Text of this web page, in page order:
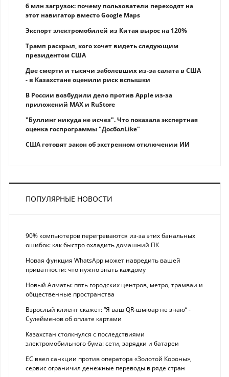
6 млн загрузок: почему пользователи переходят на
этот навигатор вместо Google Maps
Экспорт электромобилей из Китая вырос на 120%
Трамп раскрыл, кого хочет видеть следующим
президентом США
Две смерти и тысячи заболевших из-за салата в США
- в Казахстане оценили риск вспышки
В России возбудили дело против Apple из-за
приложений MAX и RuStore
"Буллинг никуда не исчез". Что показала экспертная
оценка госпрограммы "ДосболLike"
США готовят закон об экстренном отключении ИИ
ПОПУЛЯРНЫЕ НОВОСТИ
90% компьютеров перегреваются из-за этих банальных
ошибок: как быстро охладить домашний ПК
Новая функция WhatsApp может навредить вашей
приватности: что нужно знать каждому
Новый Алматы: пять городских центров, метро, трамваи и
общественные пространства
Взрослый клиент скажет: “Я ваш QR-шмюар не знаю“ -
Сулейменов об оплате картами
Казахстан столкнулся с последствиями
электромобильного бума: сети, зарядки и батареи
ЕС ввел санкции против оператора «Золотой Короны»,
сервис ограничил денежные переводы в ряде стран